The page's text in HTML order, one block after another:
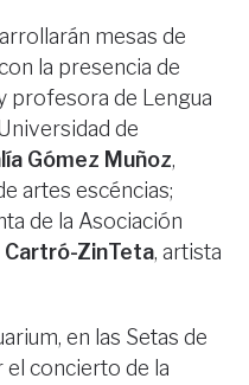
mesas de
la presencia de
profesora de Lengua
de
Gómez Muñoz,
artes escéncias;
de la Asociación
Cartró-ZinTeta, artista
en las Setas de
el concierto de la